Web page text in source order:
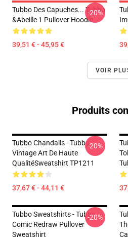
Tubbo Des Capuches... Tubbo
&Abeille 1 Pullover Hoodie
39,51 € - 45,95 €
-20%
VOIR
Produits
Tubbo Chandails - Tubbo
Vintage Art De Haute
QualitéSweatshirt TP1211
37,67 € - 44,11 €
-20%
Tubbo Sweatshirts - Tubbo
Comic Redraw Pullover
Sweatshirt
-20%